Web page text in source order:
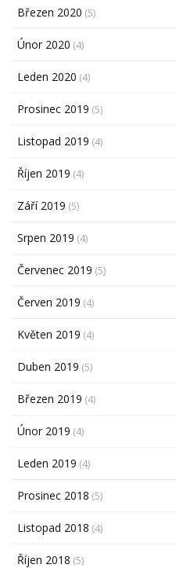
Březen 2020 (5)
Únor 2020 (4)
Leden 2020 (4)
Prosinec 2019 (5)
Listopad 2019 (4)
Říjen 2019 (4)
Září 2019 (5)
Srpen 2019 (4)
Červenec 2019 (5)
Červen 2019 (4)
Květen 2019 (4)
Duben 2019 (5)
Březen 2019 (4)
Únor 2019 (4)
Leden 2019 (4)
Prosinec 2018 (5)
Listopad 2018 (4)
Říjen 2018 (5)